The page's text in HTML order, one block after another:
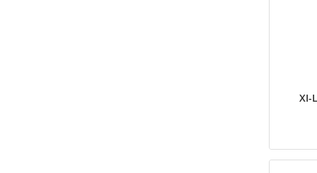
XI-